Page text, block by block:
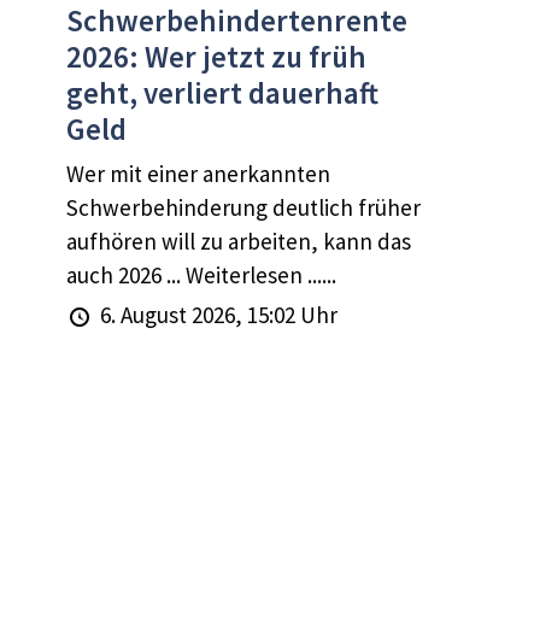
Schwerbehindertenrente
2026: Wer jetzt zu früh
geht, verliert dauerhaft
Geld
Wer mit einer anerkannten
Schwerbehinderung deutlich früher
aufhören will zu arbeiten, kann das
auch 2026 ... Weiterlesen ......
6. August 2026, 15:02 Uhr